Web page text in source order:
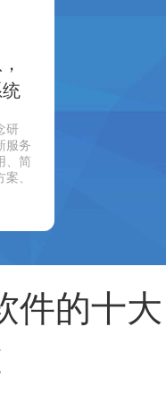
研
服务
、简
、
件的十大